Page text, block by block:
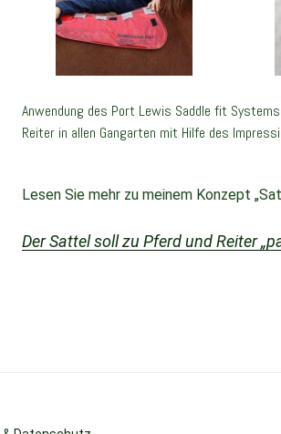
Anwendung des Port Lewis Saddle fit
Reiter in allen Gangarten mit Hilfe des
Lesen Sie mehr zu meinem Konzept
Der Sattel soll zu Pferd und Reiter